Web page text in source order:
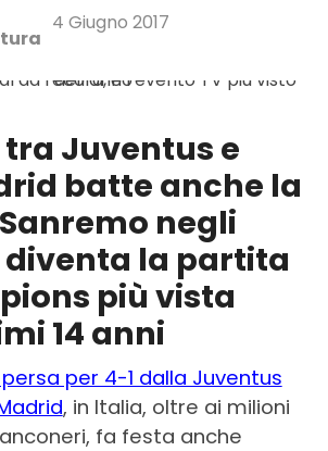
4 Giugno 2017
tra Juventus e
batte anche la
negli
diventa la partita
più vista
14 anni
per 4-1 dalla Juventus
, in Italia, oltre ai milioni
fa festa anche